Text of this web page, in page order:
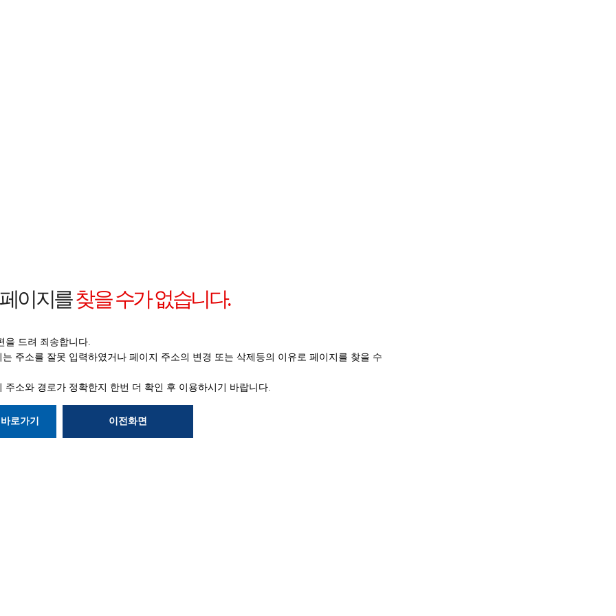
이지를찾을 수가 없습니다.
을 드려 죄송합니다.
주소를 잘못 입력하였거나 페이지 주소의 변경 또는 삭제등의 이유로 페이지를 찾을 수
주소와 경로가 정확한지 한번 더 확인 후 이용하시기 바랍니다.
로가기 이전화면